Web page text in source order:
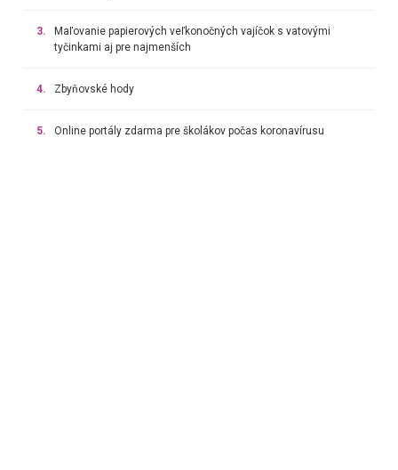
3.
Maľovanie papierových veľkonočných vajíčok s vatovými
tyčinkami aj pre najmenších
4. Zbyňovské hody
5. Online portály zdarma pre školákov počas koronavírusu